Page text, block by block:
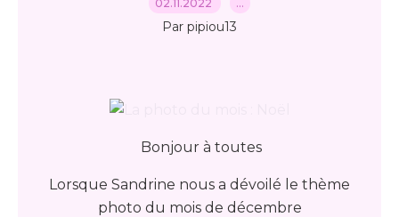
02.11.2022 …
Par pipiou13
Bonjour à toutes
Lorsque Sandrine nous a dévoilé le thème
photo du mois de décembre